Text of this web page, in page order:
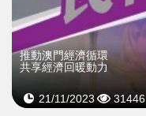
推動澳門經濟循環
共享經濟回暖動力
21/11/2023 31446